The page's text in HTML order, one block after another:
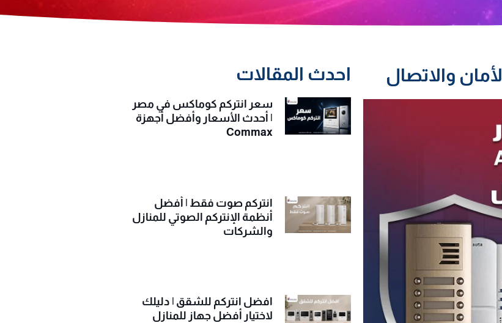
احدث المقالات
سعر انتركم كوماكس في مصر
| أحدث الأسعار وأفضل أجهزة
Commax
انتركم صوت فقط | أفضل
أنظمة الإنتركم الصوتي للمنازل
والشركات
افضل انتركم للشقق | دليلك
لاختيار أفضل جهاز للمنازل